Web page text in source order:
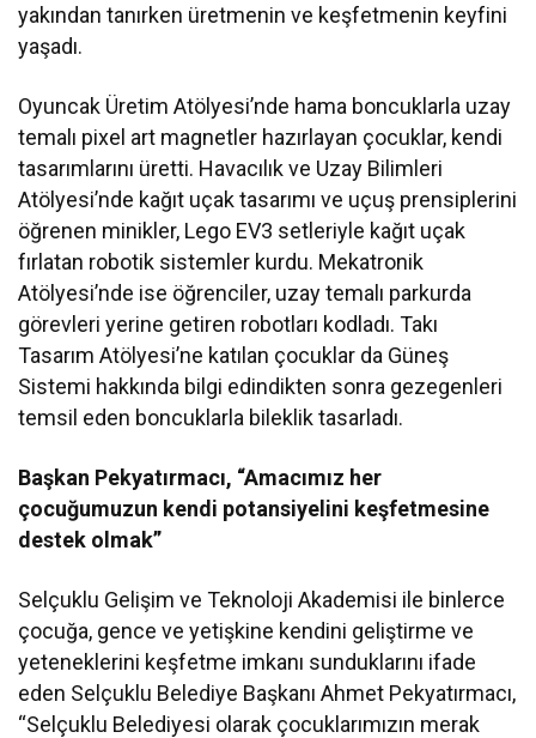
yakından tanırken üretmenin ve keşfetmenin keyfini
yaşadı.
Oyuncak Üretim Atölyesi’nde hama boncuklarla uzay
temalı pixel art magnetler hazırlayan çocuklar, kendi
tasarımlarını üretti. Havacılık ve Uzay Bilimleri
Atölyesi’nde kağıt uçak tasarımı ve uçuş prensiplerini
öğrenen minikler, Lego EV3 setleriyle kağıt uçak
fırlatan robotik sistemler kurdu. Mekatronik
Atölyesi’nde ise öğrenciler, uzay temalı parkurda
görevleri yerine getiren robotları kodladı. Takı
Tasarım Atölyesi’ne katılan çocuklar da Güneş
Sistemi hakkında bilgi edindikten sonra gezegenleri
temsil eden boncuklarla bileklik tasarladı.
Başkan Pekyatırmacı, “Amacımız her
çocuğumuzun kendi potansiyelini keşfetmesine
destek olmak”
Selçuklu Gelişim ve Teknoloji Akademisi ile binlerce
çocuğa, gence ve yetişkine kendini geliştirme ve
yeteneklerini keşfetme imkanı sunduklarını ifade
eden Selçuklu Belediye Başkanı Ahmet Pekyatırmacı,
“Selçuklu Belediyesi olarak çocuklarımızın merak